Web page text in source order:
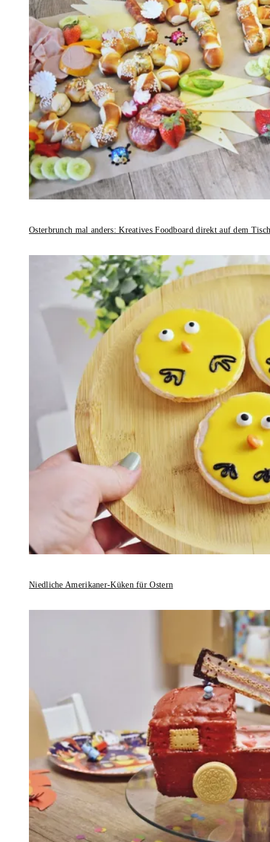
Osterbrunch mal anders: Kreatives Foodboard direkt auf dem
Niedliche Amerikaner-Küken für Ostern